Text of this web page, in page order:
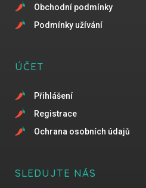
Obchodní podmínky
Podmínky užívání
ÚČET
Přihlášení
Registrace
Ochrana osobních údajů
SLEDUJTE NÁS